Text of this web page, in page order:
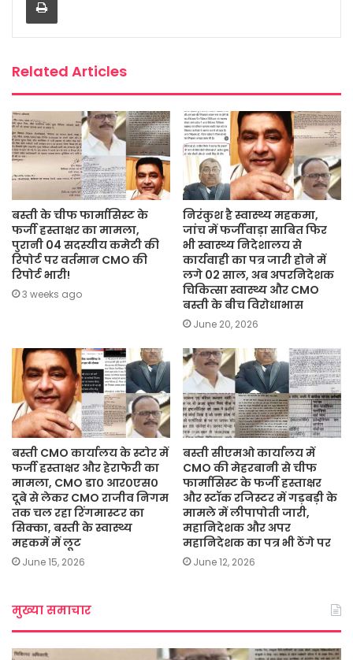
o
o
Related Articles
बस्ती के चीफ फार्मासिस्ट के
फर्जी हस्ताक्षर का मामला,
पुरानी 04 सदस्यीय कमेटी की
रिपोर्ट पर वर्तमान CMO की
रिपोर्ट भारी!
3 weeks ago
निरंकुश है स्वास्थ्य महकमा,
जांच में फर्जीवाड़ा साबित फिर
भी स्वास्थ्य निदेशालय से
कार्यवाही का पत्र जारी होने में
लगे 02 साल, अब अपरनिदेशक
चिकित्सा स्वास्थ्य और CMO
बस्ती के बीच विरोधाभास
June 20, 2026
बस्ती CMO कार्यालय के स्टोर में
फर्जी हस्ताक्षर और हेराफेरी का
मामला, CMO डा० आर०एस०
दूबे से लेकर CMO राजीव निगम
तक चल रहा रिंगमास्टर का
सिक्का, बस्ती के स्वास्थ्य
महकमें में लूट
June 15, 2026
बस्ती सीएमओ कार्यालय में
CMO की मेहरबानी से चीफ
फार्मासिस्ट के फर्जी हस्ताक्षर
और स्टॉक रजिस्टर में गड़बड़ी के
मामले में लीपापोती जारी,
महानिदेशक और अपर
महानिदेशक का पत्र भी ठेंगे पर
June 12, 2026
मुख्या समाचार